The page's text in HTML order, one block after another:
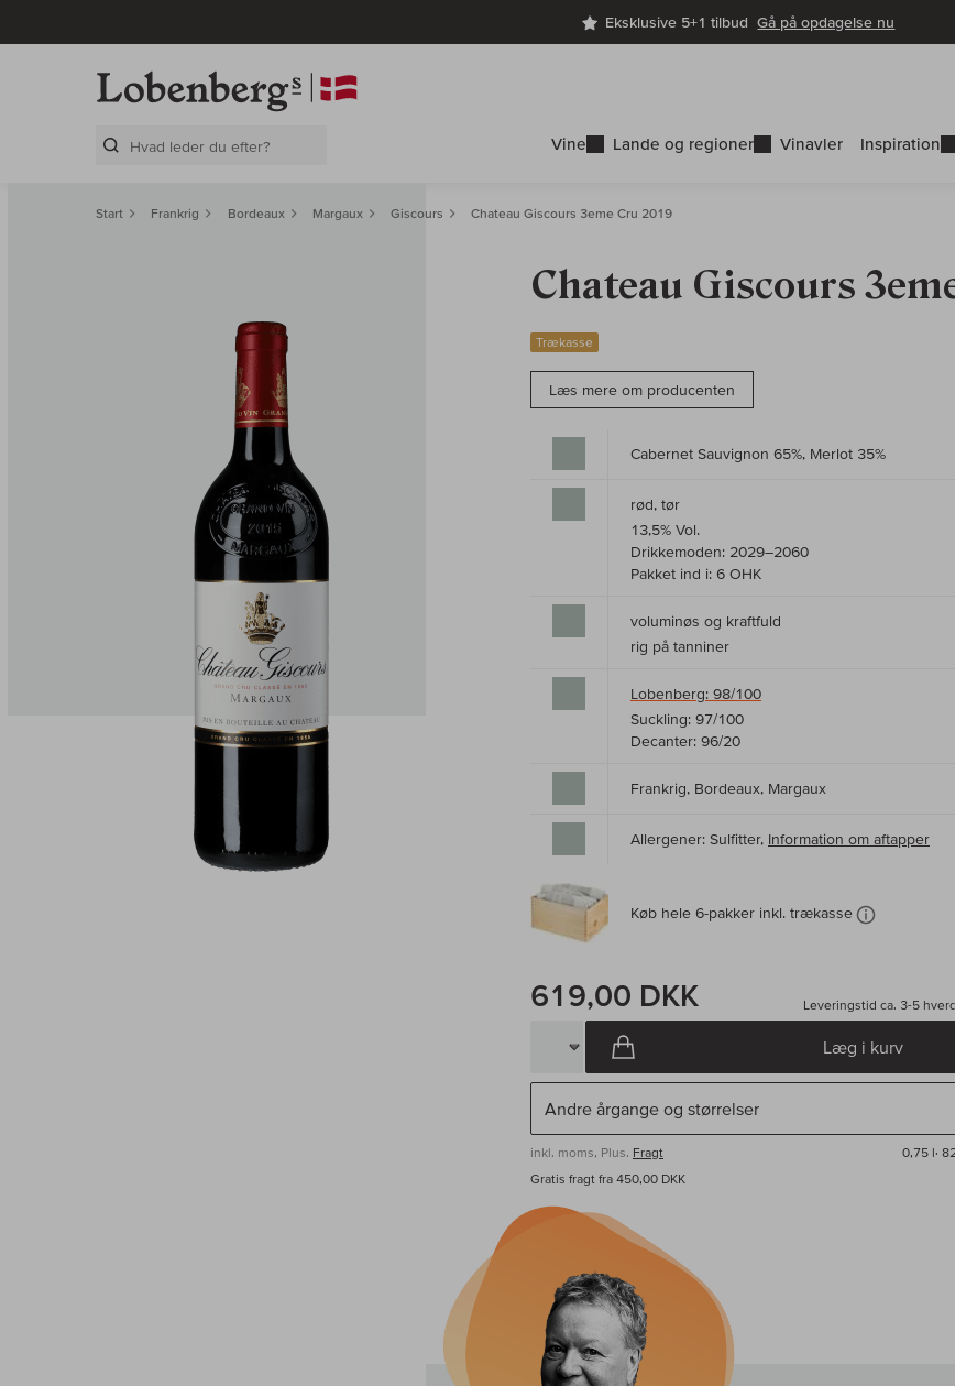
Eksklusive 5+1 tilbudGå på opdagelse nu
Vine Lande og regioner Vinavler Inspiration
Start Frankrig Bordeaux Margaux Giscours Chateau Giscours 3eme Cru 2019
Chateau Giscours
Trækasse
Læs mere om producenten
Cabernet Sauvignon 65%, Merlot 35%
rød, tør
13,5% Vol.
Drikkemoden: 2029–2060
Pakket ind i: 6 OHK
voluminøs og kraftfuld
rig på tanniner
Lobenberg: 98/100
Suckling: 97/100
Decanter: 96/20
Frankrig, Bordeaux, Margaux
Allergener: Sulfitter, Information om aftapper
Køb hele 6-pakker inkl. trækasse
619,00 DKK Leveringstid ca. 3-5
Læg i kurv
inkl. moms, Plus. Fragt 0,75 l·
Gratis fragt fra 450,00 DKK